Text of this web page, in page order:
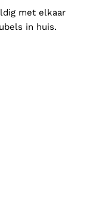
met elkaar
in huis.